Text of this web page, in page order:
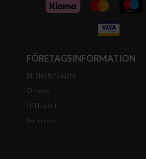
FÖRETAGSINFORMATION
Bli återförsäljare
Om oss
Hållbarhet
Pressrum